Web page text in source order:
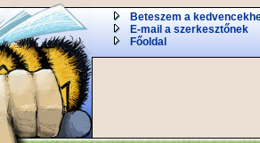
Beteszem a
E-mail a szerkesztőnek
Főoldal